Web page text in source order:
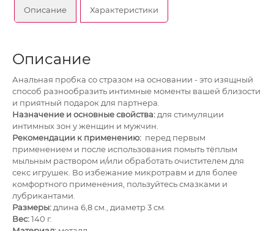
Описание Характеристики
Описание
Анальная пробка со стразом на основании - это изящный
способ разнообразить интимные моменты вашей близости
и приятный подарок для партнера.
Назначение и основные свойства:для стимуляции
интимных зон у женщин и мужчин.
Рекомендации к применению: перед первым
применением и после использования помыть тёплым
мыльным раствором и/или обработать очистителем для
секс игрушек. Во избежание микротравм и для более
комфортного применения, пользуйтесь смазками и
лубрикантами.
Размеры:длина 6,8 см., диаметр 3 см.
Вес:140 г.